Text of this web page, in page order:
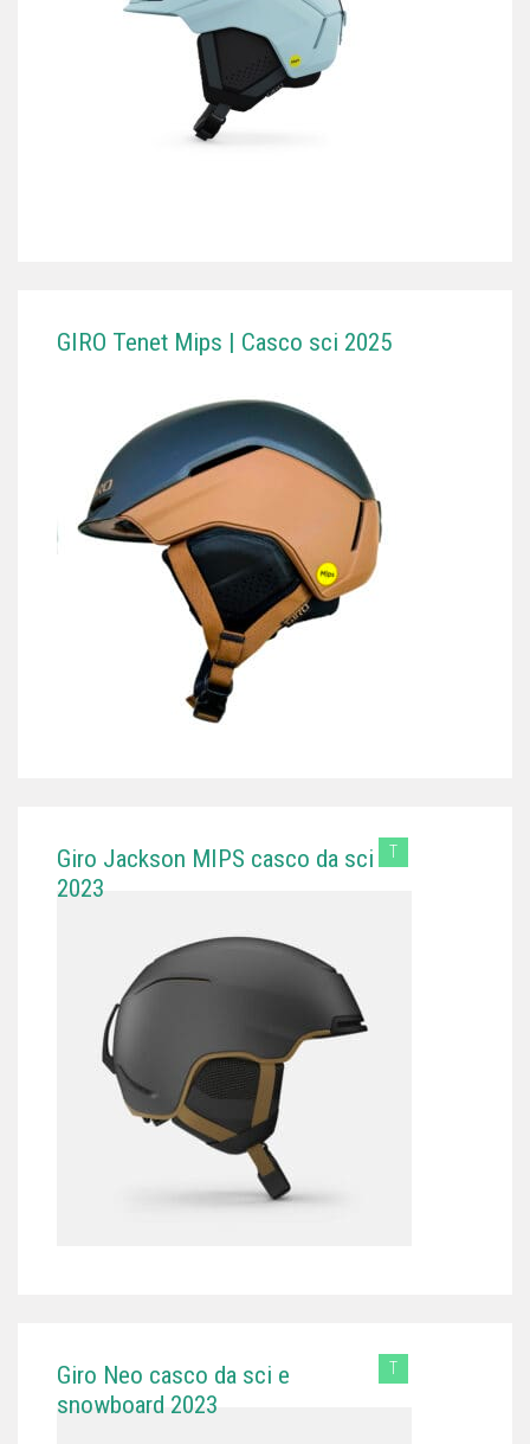
GIRO Tenet Mips | Casco sci 2025
T
Giro Jackson MIPS casco da sci
2023
T
Giro Neo casco da sci e
snowboard 2023